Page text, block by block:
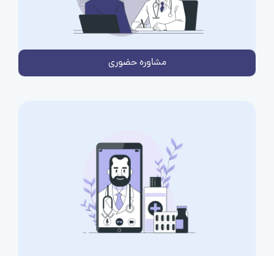
مشاوره حضوری